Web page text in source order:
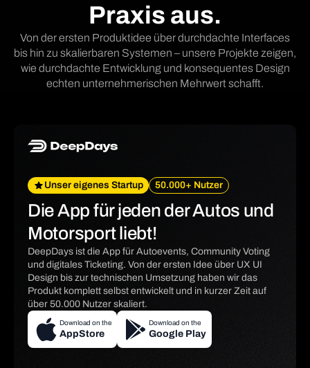
Praxis aus.
Von der ersten Produktidee über durchdachte Interfaces
bis hin zu skalierbaren Systemen – unsere Projekte zeigen,
wie durchdachte Entwicklung und konsequentes Design
echten unternehmerischen Mehrwert schafft.
Unser eigenes Startup 50.000+ Nutzer
Die App für jeden der Autos und
Motorsport liebt!
DeepDays ist die App für Autoevents, Community Voting
und digitales Ticketing. Von der ersten Idee über UX UI
Design bis zur technischen Umsetzung haben wir das
Produkt komplett selbst entwickelt und in kurzer Zeit auf
über 50.000 Nutzer skaliert.
Download on the
AppStore
Download on the
Google Play